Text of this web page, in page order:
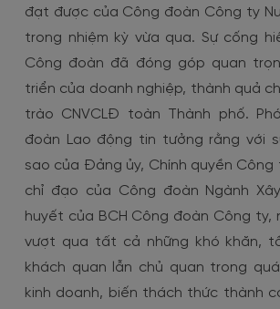
đạt được của Công đoàn Công ty
trong nhiệm kỳ vừa qua. Sự cống
Công đoàn đã đóng góp quan
triển của doanh nghiệp, thành quả
trào CNVCLĐ toàn Thành phố.
đoàn Lao động tin tưởng rằng với
sao của Đảng ủy, Chính quyền Công
chỉ đạo của Công đoàn Ngành
huyết của BCH Công đoàn Công ty,
vượt qua tất cả những khó khăn,
khách quan lẫn chủ quan trong
kinh doanh, biến thách thức thành